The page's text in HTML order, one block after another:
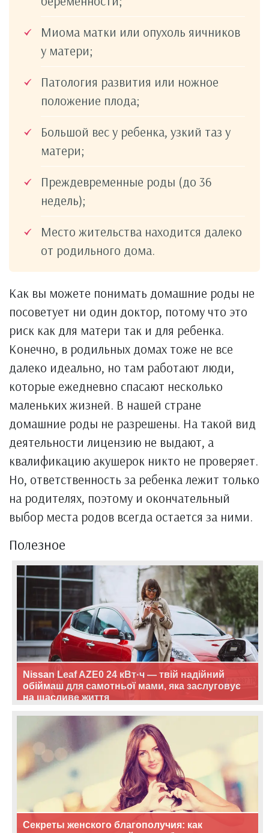
Миома матки или опухоль яичников
у матери;
Патология развития или ножное
положение плода;
Большой вес у ребенка, узкий таз у
матери;
Преждевременные роды (до 36
недель);
Место жительства находится далеко
от родильного дома.
Как вы можете понимать домашние роды не
посоветует ни один доктор, потому что это
риск как для матери так и для ребенка.
Конечно, в родильных домах тоже не все
далеко идеально, но там работают люди,
которые ежедневно спасают несколько
маленьких жизней. В нашей стране
домашние роды не разрешены. На такой вид
деятельности лицензию не выдают, а
квалификацию акушерок никто не проверяет.
Но, ответственность за ребенка лежит только
на родителях, поэтому и окончательный
выбор места родов всегда остается за ними.
Полезное
Nissan Leaf AZE0 24 кВт·ч — твій надійний
обіймаш для самотньої мами, яка заслуговує
на щасливе життя
Секреты женского благополучия: как